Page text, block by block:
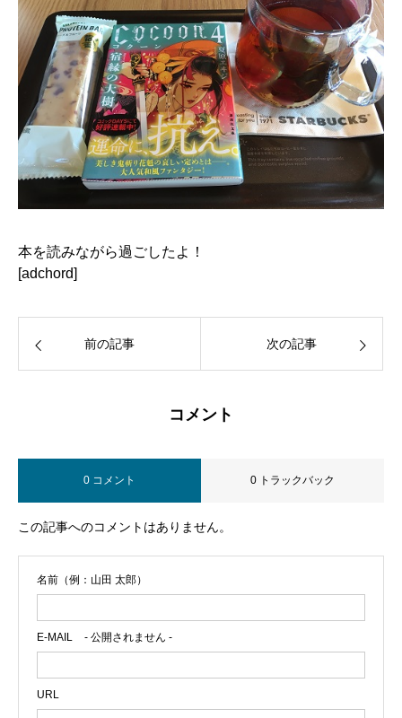
本を読みながら過ごしたよ！
[adchord]
前の記事 次の記事
コメント
0 コメント 0 トラックバック
この記事へのコメントはありません。
名前（例：山田 太郎）
E-MAIL - 公開されません -
URL